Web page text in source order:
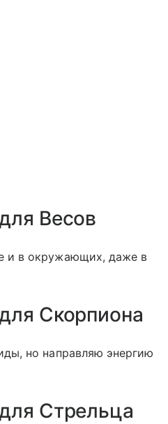
Весов
и в окружающих, даже в
Скорпиона
но направляю энергию
Стрельца